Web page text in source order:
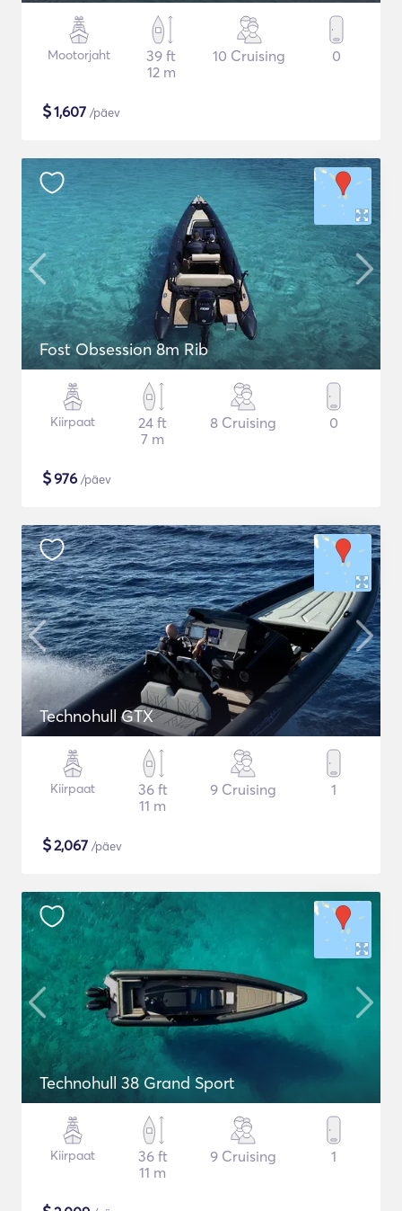
Mootorjaht
39 ft
12 m
10 Cruising 0
$1,607 /päev
Fost Obsession 8m Rib
Kiirpaat
24 ft
7 m
8 Cruising 0
$976 /päev
Technohull GTX
Kiirpaat
36 ft
11 m
9 Cruising 1
$2,067 /päev
Technohull 38 Grand Sport
Kiirpaat
36 ft
11 m
9 Cruising 1